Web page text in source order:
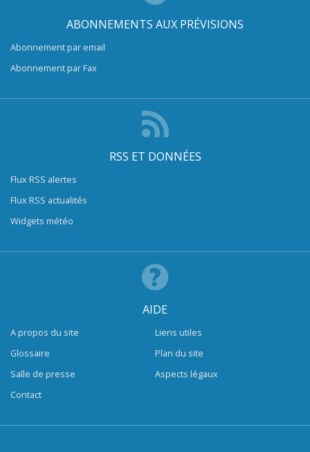
ABONNEMENTS AUX PRÉVISIONS
Abonnement par email
Abonnement par Fax
RSS ET DONNÉES
Flux RSS alertes
Flux RSS actualités
Widgets météo
AIDE
A propos du site
Glossaire
Salle de presse
Contact
Liens utiles
Plan du site
Aspects légaux